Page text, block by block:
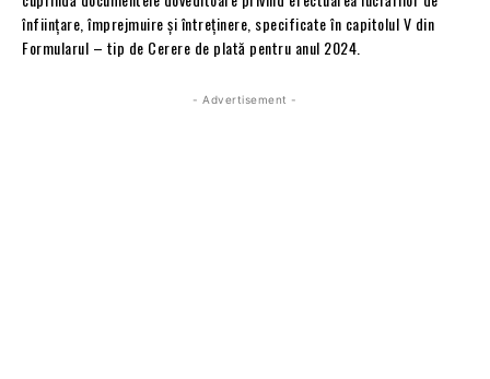
înfiinţare, împrejmuire şi întreţinere, specificate în capitolul V din
Formularul – tip de Cerere de plată pentru anul 2024.
- Advertisement -